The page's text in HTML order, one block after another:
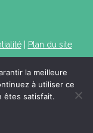
| Plan du site
la meilleure
à utiliser ce
êtes satisfait.